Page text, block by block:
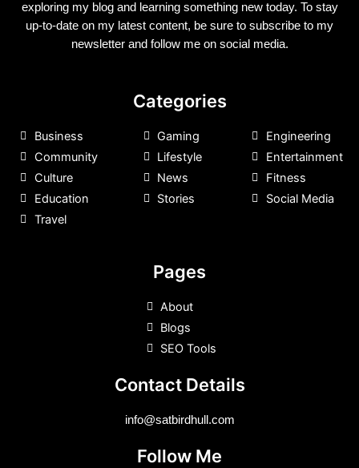
exploring my blog and learning something new today. To stay
up-to-date on my latest content, be sure to subscribe to my
newsletter and follow me on social media.
Categories
Business
Community
Culture
Education
Travel
Gaming
Lifestyle
News
Stories
Engineering
Entertainment
Fitness
Social Media
Pages
About
Blogs
SEO Tools
Contact Details
info@satbirdhull.com
Follow Me